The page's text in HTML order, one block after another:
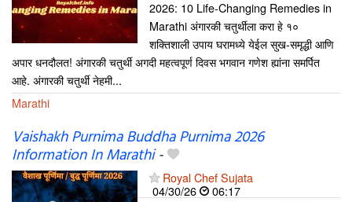
2026: 10 Life-Changing Remedies in
Marathi अंगारकी चतुर्थीला करा हे १०
शक्तिशाली उपाय घरामध्ये येईल सुख-समृद्धी आणि
अपार धनदौलत! अंगारकी चतुर्थी अगदी महत्वपूर्ण दिवस भगवान गणेश ह्यांना समर्पित
आहे. अंगारकी चतुर्थी नेहमी...
Marathi
Vaishakh Purnima Buddha Purnima 2026
Information In Marathi-
Royal Chef Sujata
04/30/26
06:17